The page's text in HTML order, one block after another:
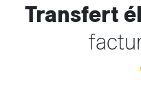
Transfert